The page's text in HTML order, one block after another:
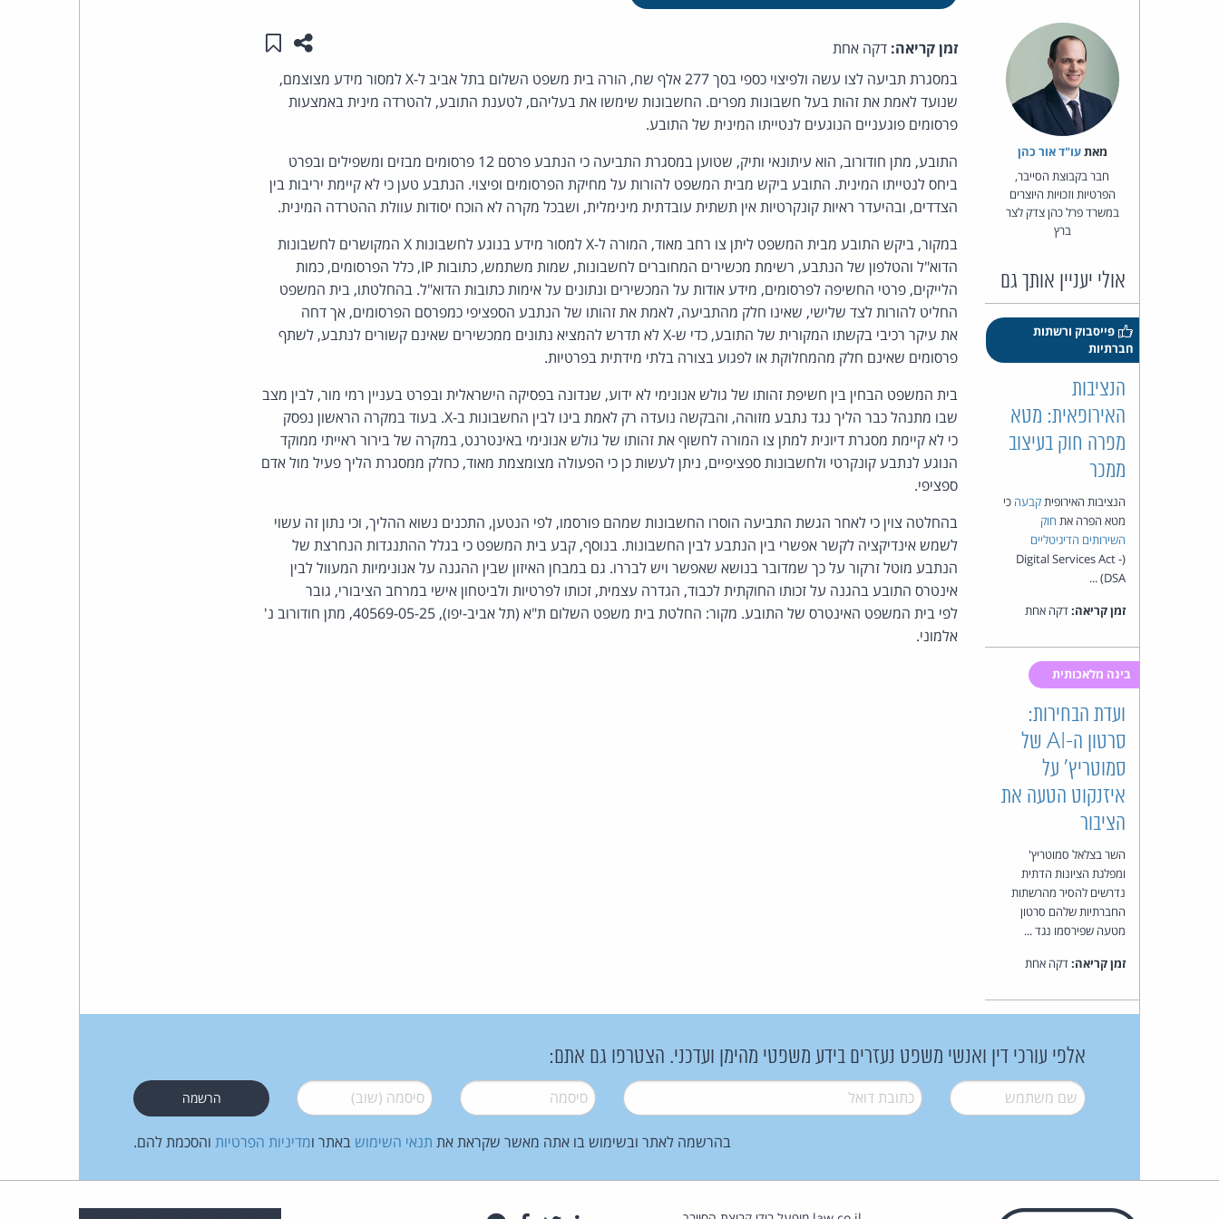
מאת‏עו"ד אור כהן
חבר בקבוצת הסייבר,
הפרטיות וזכויות היוצרים
במשרד פרל כהן צדק לצר
ברץ
אולי יעניין אותך גם
פייסבוק ורשתות
חברתיות
הנציבות
האירופאית: מטא
מפרה חוק בעיצוב
ממכר
הנציבות האירופיתקבעה כי
מטא הפרה את חוק
השירותים הדיגיטליים
(Digital Services Act -
DSA) ...
זמן קריאה:דקה אחת
בינה מלאכותית
ועדת הבחירות:
סרטון ה-AI של
סמוטריץ' על
איזנקוט הטעה את
הציבור
השר בצלאל סמוטריץ'
ומפלגת הציונות הדתית
נדרשים להסיר מהרשתות
החברתיות שלהם סרטון
מטעה שפירסמו נגד ...
זמן קריאה:דקה אחת
זמן קריאה: דקה אחת שתפו עמוד זה
שמור ב"תכנים שלי"
במסגרת תביעה לצו עשה ולפיצוי כספי בסך 277 אלף שח, הורה בית משפט השלום בתל אביב ל-X למסור מידע מצוצמם,
שנועד לאמת את זהות בעל חשבונות מפרים. החשבונות שימשו את בעליהם, לטענת התובע, להטרדה מינית באמצעות
פרסומים פוגעניים הנוגעים לנטייתו המינית של התובע.
התובע, מתן חודורוב, הוא עיתונאי ותיק, שטוען במסגרת התביעה כי הנתבע פרסם 12 פרסומים מבזים ומשפילים ובפרט
ביחס לנטייתו המינית. התובע ביקש מבית המשפט להורות על מחיקת הפרסומים ופיצוי. הנתבע טען כי לא קיימת יריבות בין
הצדדים, ובהיעדר ראיות קונקרטיות אין תשתית עובדתית מינימלית, ושבכל מקרה לא הוכח יסודות עוולת ההטרדה המינית.
במקור, ביקש התובע מבית המשפט ליתן צו רחב מאוד, המורה ל-X למסור מידע בנוגע לחשבונות X המקושרים לחשבונות
הדוא"ל והטלפון של הנתבע, רשימת מכשירים המחוברים לחשבונות, שמות משתמש, כתובות IP, כלל הפרסומים, כמות
הלייקים, פרטי החשיפה לפרסומים, מידע אודות על המכשירים ונתונים על אימות כתובות הדוא"ל. בהחלטתו, בית המשפט
החליט להורות לצד שלישי, שאינו חלק מהתביעה, לאמת את זהותו של הנתבע הספציפי כמפרסם הפרסומים, אך דחה
את עיקר רכיבי בקשתו המקורית של התובע, כדי ש-X לא תדרש להמציא נתונים ממכשירים שאינם קשורים לנתבע, לשתף
פרסומים שאינם חלק מהמחלוקת או לפגוע בצורה בלתי מידתית בפרטיות.
בית המשפט הבחין בין חשיפת זהותו של גולש אנונימי לא ידוע, שנדונה בפסיקה הישראלית ובפרט בעניין רמי מור, לבין מצב
שבו מתנהל כבר הליך נגד נתבע מזוהה, והבקשה נועדה רק לאמת בינו לבין החשבונות ב-X. בעוד במקרה הראשון נפסק
כי לא קיימת מסגרת דיונית למתן צו המורה לחשוף את זהותו של גולש אנונימי באינטרנט, במקרה של בירור ראייתי ממוקד
הנוגע לנתבע קונקרטי ולחשבונות ספציפיים, ניתן לעשות כן כי הפעולה מצומצמת מאוד, כחלק ממסגרת הליך פעיל מול אדם
ספציפי.
בהחלטה צוין כי לאחר הגשת התביעה הוסרו החשבונות שמהם פורסמו, לפי הנטען, התכנים נשוא ההליך, וכי נתון זה עשוי
לשמש אינדיקציה לקשר אפשרי בין הנתבע לבין החשבונות. בנוסף, קבע בית המשפט כי בגלל ההתנגדות הנחרצת של
הנתבע מוטל זרקור על כך שמדובר בנושא שאפשר ויש לבררו. גם במבחן האיזון שבין ההגנה על אנונימיות המעוול לבין
אינטרס התובע בהגנה על זכותו החוקתית לכבוד, הגדרה עצמית, זכותו לפרטיות ולביטחון אישי במרחב הציבורי, גובר
לפי בית המשפט האינטרס של התובע. מקור: החלטת בית משפט השלום ת"א (תל אביב-יפו), 40569-05-25, מתן חודורוב נ'
אלמוני.
אלפי עורכי דין ואנשי משפט נעזרים בידע משפטי מהימן ועדכני. הצטרפו גם אתם:
שם משתמש* דואל* סיסמה* סיסמה (שוב)*
בהרשמה לאתר ובשימוש בו אתה מאשר שקראת את תנאי השימוש באתר ומדיניות הפרטיות והסכמת להם.